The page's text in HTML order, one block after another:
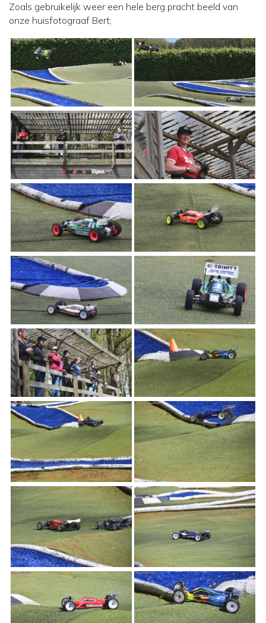
Zoals gebruikelijk weer een hele berg pracht beeld van
onze huisfotograaf Bert;